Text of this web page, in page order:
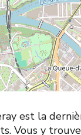
est la
Vous y